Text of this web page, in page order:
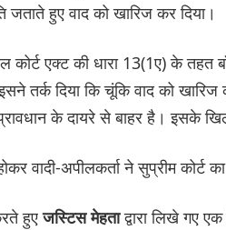
जताते हुए वाद को खारिज कर दिया।
एक्ट की धारा 13(1ए) के तहत
तर्क दिया कि चूंकि वाद को
के दायरे से बाहर है। इसके
वादी-अपीलकर्ता ने सुप्रीम कोर्ट
हुएजस्टिस मेहताद्वारा लिखे गए